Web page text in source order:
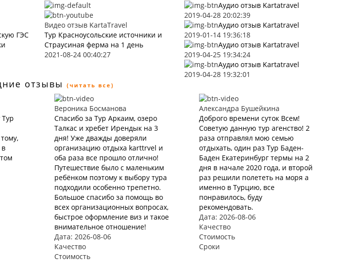
ГЭС
Видео отзыв KartaTravel
Тур Красноусольские источники и
Страусиная ферма на 1 день
2021-08-24 00:40:27
Аудио отзыв Kartatravel
2019-04-28 20:02:39
Аудио отзыв Kartatravel
2019-01-14 19:36:18
Аудио отзыв Kartatravel
2019-04-25 19:34:24
Аудио отзыв Kartatravel
2019-04-28 19:32:01
отзывы (читать все)
Вероника Босманова
Спасибо за Тур Аркаим, озеро
Талкас и хребет Ирендык на 3
дня! Уже дважды доверяли
организацию отдыха karttrvel и
оба раза все прошло отлично!
Путешествие было с маленьким
ребёнком поэтому к выбору тура
подходили особенно трепетно.
Большое спасибо за помощь во
всех организационных вопросах,
быстрое оформление виз и такое
внимательное отношение!
Дата: 2026-08-06
Качество
Стоимость
Александра Бушейкина
Доброго времени суток Всем!
Советую данную тур агенство! 2
раза отправлял мою семью
отдыхать, один раз Тур Баден-
Баден Екатеринбург термы на 2
дня в начале 2020 года, и второй
раз решили полететь на моря а
именно в Турцию, все
понравилось, буду
рекомендовать.
Дата: 2026-08-06
Качество
Стоимость
Сроки